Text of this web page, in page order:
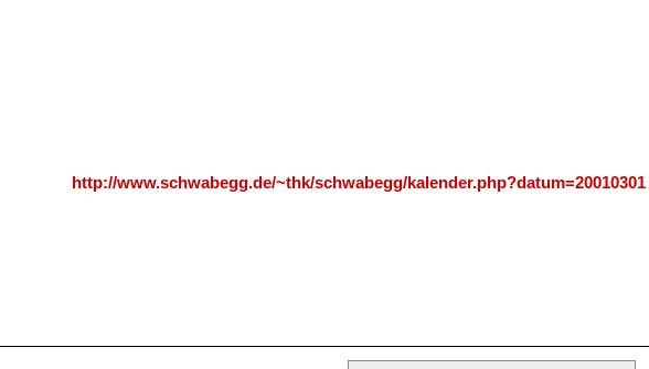
http://www.schwabegg.de/~thk/schwabegg/kalender.php?datum=20010301